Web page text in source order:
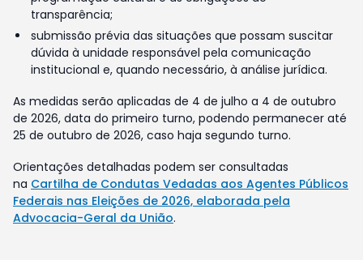
transparência;
submissão prévia das situações que possam suscitar
dúvida à unidade responsável pela comunicação
institucional e, quando necessário, à análise jurídica.
As medidas serão aplicadas de 4 de julho a 4 de outubro
de 2026, data do primeiro turno, podendo permanecer até
25 de outubro de 2026, caso haja segundo turno.
Orientações detalhadas podem ser consultadas
na Cartilha de Condutas Vedadas aos Agentes Públicos
Federais nas Eleições de 2026, elaborada pela
Advocacia-Geral da União.